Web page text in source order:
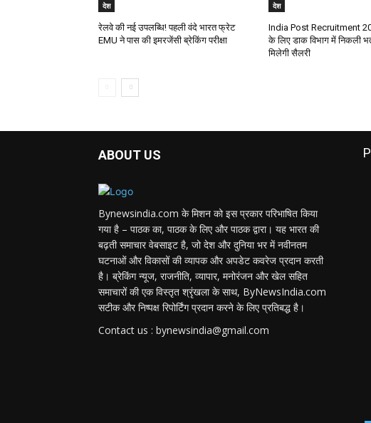
देश
रेलवे की नई उपलब्धि! पहली वंदे भारत फ्रेट
EMU ने पास की इमरजेंसी ब्रेकिंग परीक्षा
देश
India Post Recruitment
के लिए डाक विभाग में निकली
मिलेगी सैलरी
ABOUT US
Bynewsindia.com के मिशन को इस प्रकार परिभाषित किया
गया है – पाठक का, पाठक के लिए और पाठक द्वारा। यह भारत की
बढ़ती समाचार वेबसाइट है, जो देश और दुनिया भर में नवीनतम
घटनाओं और विकासों की व्यापक और अपडेट कवरेज प्रदान करती
है। ब्रेकिंग न्यूज, राजनीति, व्यापार, मनोरंजन और खेल सहित
समाचारों की एक विस्तृत श्रृंखला के साथ, ByNewsIndia.com
सटीक और निष्पक्ष रिपोर्टिंग प्रदान करने के लिए प्रतिबद्ध है।
Contact us : bynewsindia@gmail.com